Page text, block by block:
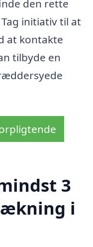
den rette
initiativ til at
at kontakte
tilbyde en
3
i